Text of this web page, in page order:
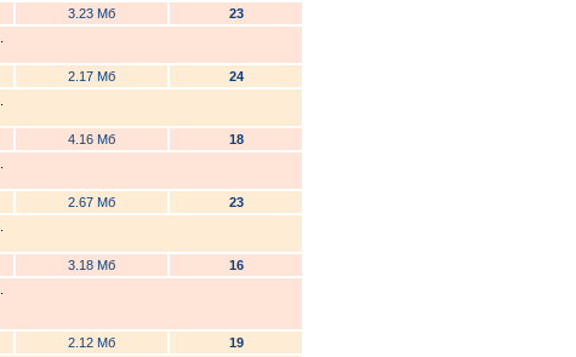
3.23 Мб
23
2.17 Мб
24
4.16 Мб
18
2.67 Мб
23
3.18 Мб
16
2.12 Мб
19